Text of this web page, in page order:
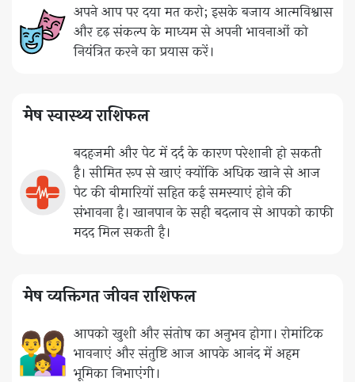
अपने आप पर दया मत करो; इसके बजाय आत्मविश्वास
और दृढ़ संकल्प के माध्यम से अपनी भावनाओं को
नियंत्रित करने का प्रयास करें।
मेष स्वास्थ्य राशिफल
बदहजमी और पेट में दर्द के कारण परेशानी हो सकती
है। सीमित रूप से खाएं क्योंकि अधिक खाने से आज
पेट की बीमारियों सहित कई समस्याएं होने की
संभावना है। खानपान के सही बदलाव से आपको काफी
मदद मिल सकती है।
मेष व्यक्तिगत जीवन राशिफल
आपको खुशी और संतोष का अनुभव होगा। रोमांटिक
भावनाएं और संतुष्टि आज आपके आनंद में अहम
भूमिका निभाएंगी।